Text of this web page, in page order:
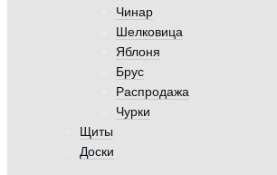
Чинар
Шелковица
Яблоня
Брус
Распродажа
Чурки
Щиты
Доски